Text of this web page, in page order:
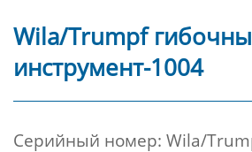
Wila/Trumpf
инструмент-1004
Cерийный номер: Wila/